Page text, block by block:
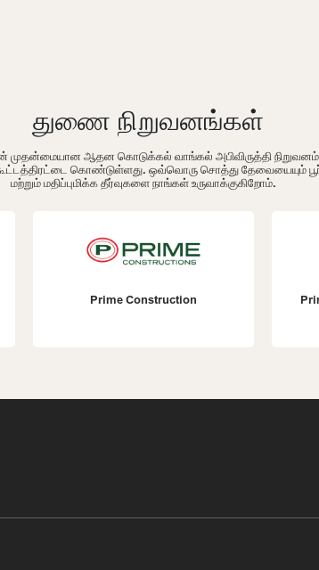
துணை நிறுவனங்கள்
முதன்மையான ஆதன கொடுக்கல் வாங்கல் அபிவிருத்தி
கொண்டுள்ளது. ஒவ்வொரு சொத்து தேவையையும்
மற்றும் மதிப்புமிக்க தீர்வுகளை நாங்கள் உருவாக்குகிறோம்.
Prime Construction